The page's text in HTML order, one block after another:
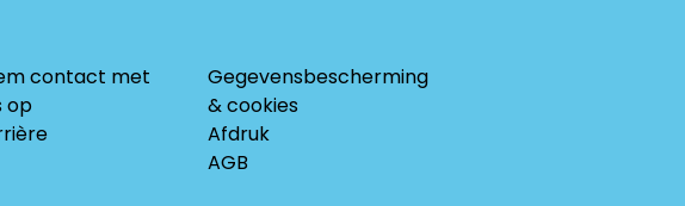
contact met
op
Gegevensbescherming
& cookies
Afdruk
AGB